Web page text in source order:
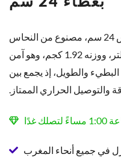
قدر إبيلي ناتورا كوبر 495524، مقاس 24 سم، مصنوع من النحاس
المصقول، ويأتي بغطاء. سعته 6.7 لتر، ووزنه 1.92 كجم، وهو آمن
والطويل، إذ يجمع بين
والتوصيل الحراري الممتاز.
في جميع أنحاء المغرب